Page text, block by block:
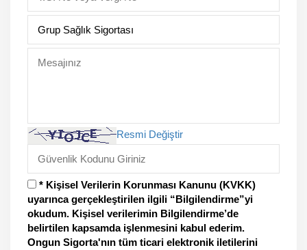
Resmi Değiştir
* Kişisel Verilerin Korunması Kanunu (KVKK)
uyarınca gerçekleştirilen ilgili “Bilgilendirme”yi
okudum. Kişisel verilerimin Bilgilendirme’de
belirtilen kapsamda işlenmesini kabul ederim.
Ongun Sigorta'nın tüm ticari elektronik iletilerini